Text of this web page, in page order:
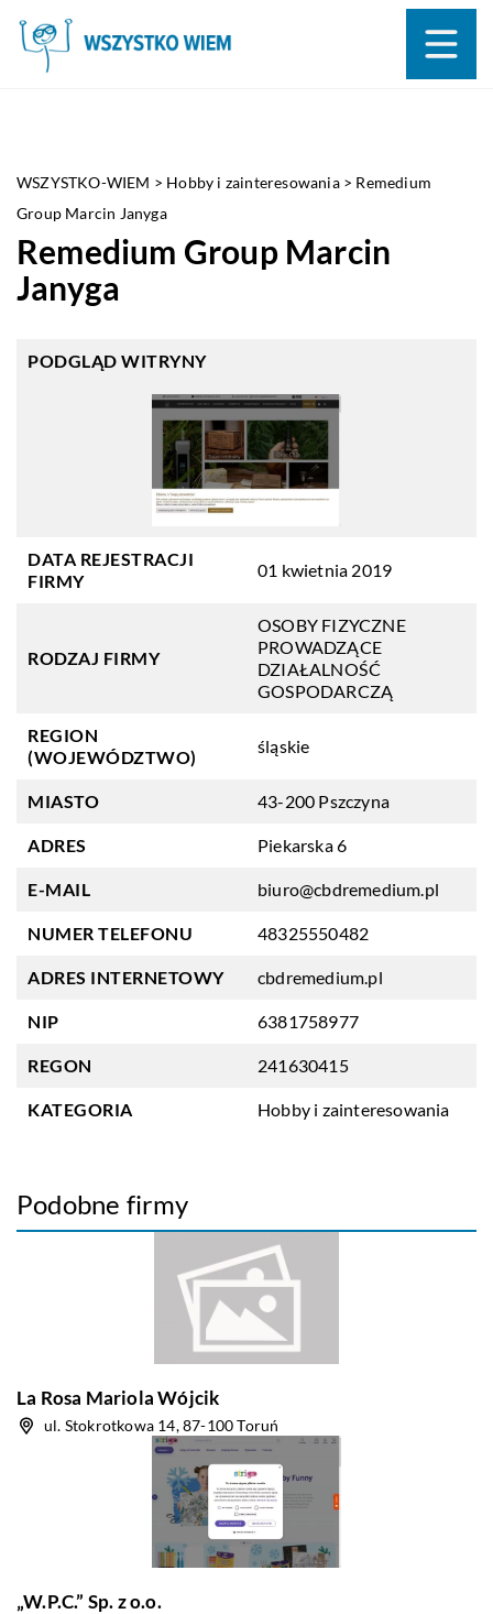
WSZYSTKO-WIEM > Hobby i zainteresowania> Remedium
Group Marcin Janyga
Remedium Group Marcin
Janyga
PODGLĄD WITRYNY
DATA REJESTRACJI
FIRMY
01 kwietnia 2019
RODZAJ FIRMY
OSOBY FIZYCZNE
PROWADZĄCE
DZIAŁALNOŚĆ
GOSPODARCZĄ
REGION
(WOJEWÓDZTWO)
śląskie
MIASTO 43-200 Pszczyna
ADRES Piekarska 6
E-MAIL biuro@cbdremedium.pl
NUMER TELEFONU 48325550482
ADRES INTERNETOWY cbdremedium.pl
NIP 6381758977
REGON 241630415
KATEGORIA Hobby i zainteresowania
Podobne firmy
La Rosa Mariola Wójcik
ul. Stokrotkowa 14, 87-100 Toruń
„W.P.C.” Sp. z o.o.